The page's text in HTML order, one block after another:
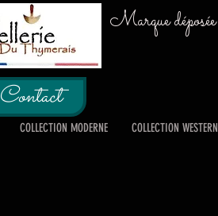
Marque déposée
Contact
COLLECTION MODERNE COLLECTION WESTERN